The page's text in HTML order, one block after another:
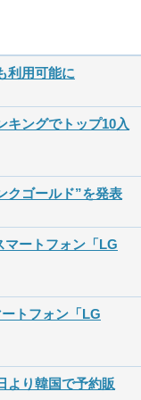
利用可能に
キングでトップ10入
クゴールド”を発表
ートフォン「LG
トフォン「LG
より韓国で予約販